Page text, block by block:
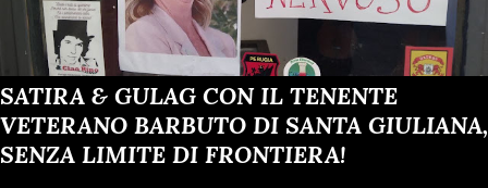
SATIRA & GULAG CON IL TENENTE
VETERANO BARBUTO DI SANTA GIULIANA,
SENZA LIMITE DI FRONTIERA!